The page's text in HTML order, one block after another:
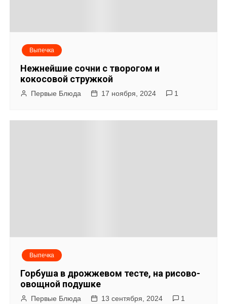
м
Выпечка
Нежнейшие сочни с творогом и
кокосовой стружкой
Первые Блюда 17 ноября, 2024 1
Выпечка
Горбуша в дрожжевом тесте, на рисово-
овощной подушке
Первые Блюда 13 сентября, 2024 1